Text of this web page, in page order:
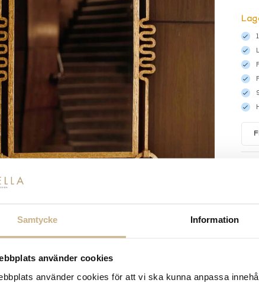
Samtycke Information
använder cookies
använder cookies för att vi ska kunna anpassa